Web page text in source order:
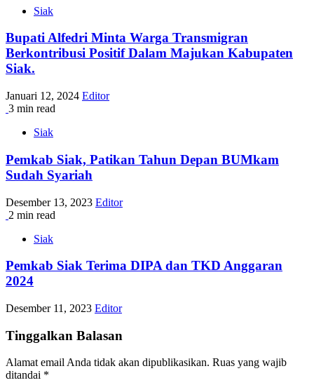
Siak
Bupati Alfedri Minta Warga Transmigran
Berkontribusi Positif Dalam Majukan Kabupaten
Siak.
Januari 12, 2024 Editor
3 min read
Siak
Pemkab Siak, Patikan Tahun Depan BUMkam
Sudah Syariah
Desember 13, 2023 Editor
2 min read
Siak
Pemkab Siak Terima DIPA dan TKD Anggaran
2024
Desember 11, 2023 Editor
Tinggalkan Balasan
Alamat email Anda tidak akan dipublikasikan. Ruas yang wajib
ditandai *